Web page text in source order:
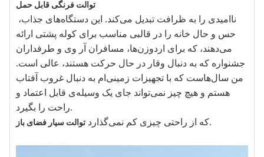
توالت فرنگی قابل حمل
حس و حال خانه را در قالبی مناسب برای کوله پشتی ارائه
می‌دهند، که برای اردوزن‌ها، مسافران آر وی و طرفداران
جشنواره که به دنبال وقار در حال حرکت هستند، عالی است.
من سال‌هاست که با تجهیزات زمینی‌ام به دنبال غروب آفتاب
هستم و هیچ چیز نمی‌تواند جای یک وسیله‌ی قابل اعتماد و
راحت را بگیرد.
توالت سیار فضای باز که از راحتی چیزی کم نمی‌گذارد.